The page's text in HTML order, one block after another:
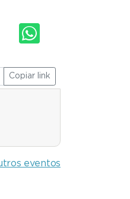
Copiar link
eventos